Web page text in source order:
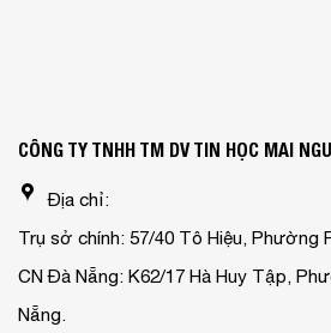
CÔNG TY TNHH TM DV TIN HỌC MAI
Địa chỉ:
Trụ sở chính: 57/40 Tô Hiệu, Phường
CN Đà Nẵng: K62/17 Hà Huy Tập,
Nẵng.